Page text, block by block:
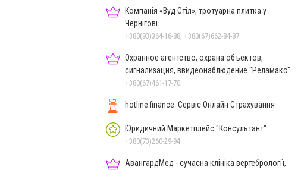
Компанія «Вуд Стіл», тротуарна плитка у
Чернігові
+380(93)364-16-88, +380(67)662-84-87
Охранное агентство, охрана объектов,
сигнализация, ввидеонаблюдение "Реламакс"
+380(67)461-17-70
hotline.finance: Сервіс Онлайн Страхування
Юридичний Маркетплейс "Консультант"
+380(73)260-29-94
АвангардМед - сучасна клініка вертебрології,